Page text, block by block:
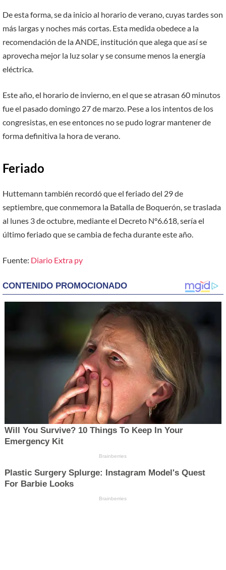
De esta forma, se da inicio al horario de verano, cuyas tardes son
más largas y noches más cortas. Esta medida obedece a la
recomendación de la ANDE, institución que alega que así se
aprovecha mejor la luz solar y se consume menos la energía
eléctrica.
Este año, el horario de invierno, en el que se atrasan 60 minutos
fue el pasado domingo 27 de marzo. Pese a los intentos de los
congresistas, en ese entonces no se pudo lograr mantener de
forma definitiva la hora de verano.
Feriado
Huttemann también recordó que el feriado del 29 de
septiembre, que conmemora la Batalla de Boquerón, se traslada
al lunes 3 de octubre, mediante el Decreto N°6.618, sería el
último feriado que se cambia de fecha durante este año.
Fuente: Diario Extra py